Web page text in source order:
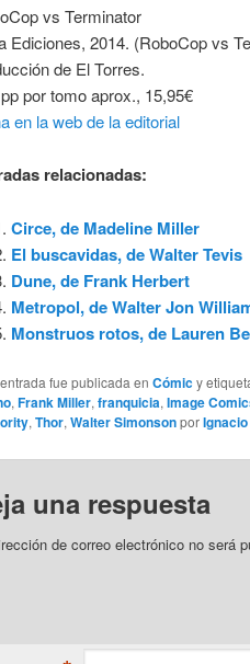
vs Terminator
Ediciones, 2014. (RoboCop vs
de El Torres.
por tomo aprox., 15,95€
en la web de la editorial
relacionadas:
Circe, de Madeline Miller
El buscavidas, de Walter Tevis
Dune, de Frank Herbert
Metropol, de Walter Jon
Monstruos rotos, de Lauren
fue publicada en Cómicy
, Frank Miller, franquicia, Image
, Thor, Walter Simonsonpor
una respuesta
de correo electrónico no será